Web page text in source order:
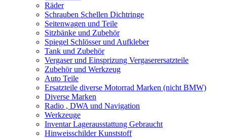
Räder
Schrauben Schellen Dichtringe
Seitenwagen und Teile
Sitzbänke und Zubehör
Spiegel Schlösser und Aufkleber
Tank und Zubehör
Vergaser und Einsprizung Vergaserersatzteile
Zubehör und Werkzeug
Auto Teile
Ersatzteile diverse Motorrad Marken (nicht BMW)
Diverse Marken
Radio , DWA und Navigation
Werkzeuge
Inventar Lagerausstattung Gebraucht
Hinweisschilder Kunststoff